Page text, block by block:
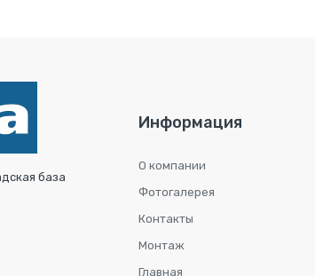
база
Информация
О компании
Фотогалерея
Контакты
Монтаж
Главная